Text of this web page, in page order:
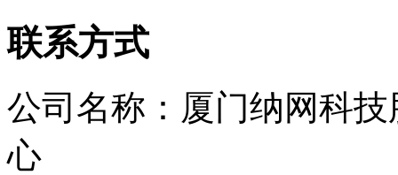
联系方式
公司名称：厦门纳网科
心